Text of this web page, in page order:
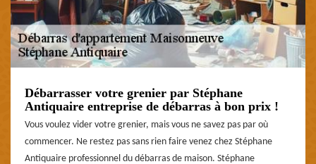
Débarrasser votre grenier par Stéphane
Antiquaire entreprise de débarras à bon prix !
Vous voulez vider votre grenier, mais vous ne savez pas par où
commencer. Ne restez pas sans rien faire venez chez Stéphane
Antiquaire professionnel du débarras de maison. Stéphane